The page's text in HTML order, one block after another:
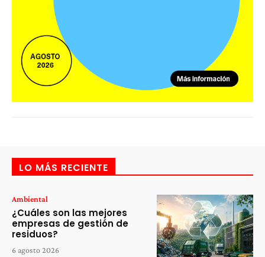
LO MÁS RECIENTE
Ambiental
¿Cuáles son las mejores
empresas de gestión de
residuos?
6 agosto 2026